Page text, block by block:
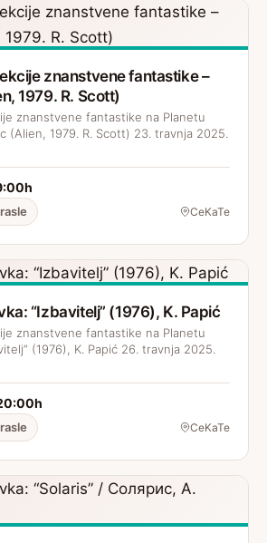
znanstvene fantastike –
1979. R. Scott)
znanstvene fantastike na Planetu
(Alien, 1979. R. Scott) 23. travnja 2025.
CeKaTe
“Izbavitelj” (1976), K. Papić
znanstvene fantastike na Planetu
(1976), K. Papić 26. travnja 2025.
CeKaTe